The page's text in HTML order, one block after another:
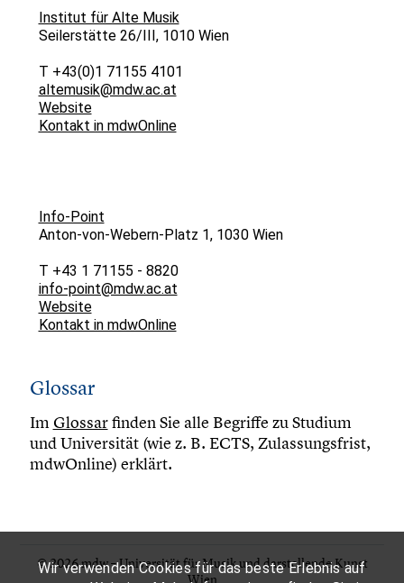
Wir verwenden Cookies für das beste Erlebnis auf
Institut für Alte Musik
Seilerstätte 26/III, 1010 Wien
T +43(0)1 71155 4101
altemusik@mdw.ac.at
Website
Kontakt in mdwOnline
Info-Point
Anton-von-Webern-Platz 1, 1030 Wien
T +43 1 71155 - 8820
info-point@mdw.ac.at
Website
Kontakt in mdwOnline
Glossar
Im Glossarfinden Sie alle Begriffe zu Studium
und Universität (wie z. B. ECTS, Zulassungsfrist,
mdwOnline) erklärt.
© 2026 mdw – Universität für Musik und darstellende Kunst
Wien